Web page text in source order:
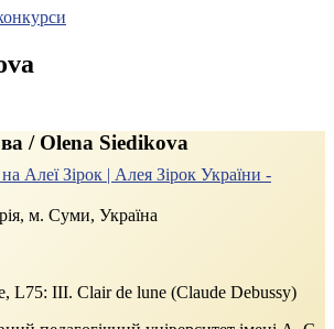
/ Olena Siedikova
м. Суми, Україна
L75: III. Clair de lune (Claude Debussy)